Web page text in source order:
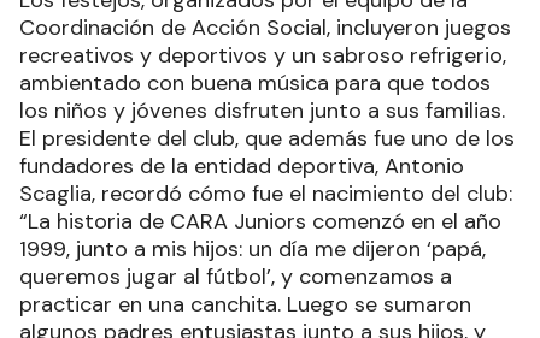
Coordinación de Acción Social, incluyeron juegos
recreativos y deportivos y un sabroso refrigerio,
ambientado con buena música para que todos
los niños y jóvenes disfruten junto a sus familias.
El presidente del club, que además fue uno de los
fundadores de la entidad deportiva, Antonio
Scaglia, recordó cómo fue el nacimiento del club:
“La historia de CARA Juniors comenzó en el año
1999, junto a mis hijos: un día me dijeron ‘papá,
queremos jugar al fútbol’, y comenzamos a
practicar en una canchita. Luego se sumaron
algunos padres entusiastas junto a sus hijos, y